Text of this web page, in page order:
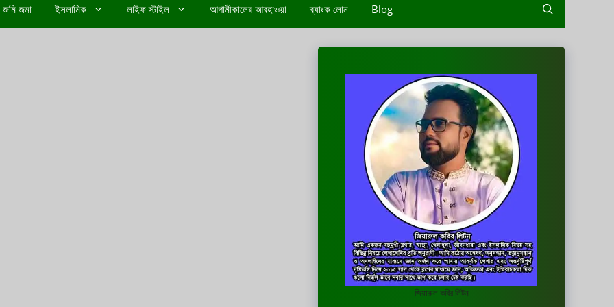
জমি জমা ইসলামিক লাইফ স্টাইল আগামীকালের আবহাওয়া ব্যাংক লোন Blog
জিয়ারুল কবির লিটন